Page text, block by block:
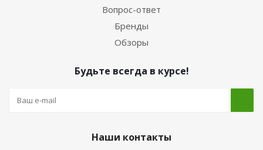
Вопрос-ответ
Бренды
Обзоры
Будьте всегда в курсе!
Наши контакты